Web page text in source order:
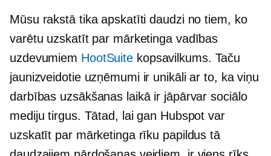
Mūsu rakstā tika apskatīti daudzi no tiem, ko
varētu uzskatīt par mārketinga vadības
uzdevumiem HootSuite kopsavilkums. Taču
jaunizveidotie uzņēmumi ir unikāli ar to, ka viņu
darbības uzsākšanas laikā ir jāpārvar sociālo
mediju tirgus. Tātad, lai gan Hubspot var
uzskatīt par mārketinga rīku papildus tā